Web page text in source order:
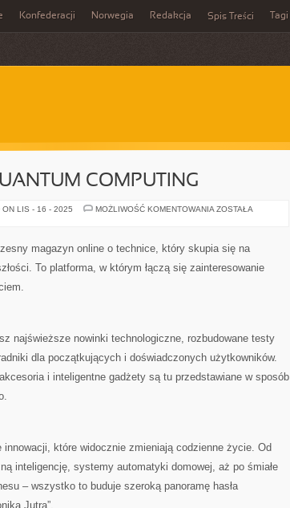
Konfederacji Norwegia Redakcja Spis Treści Tagi
COMPUTING
ON LIS - 16 - 2025 MOŻLIWOŚĆ KOMENTOWANIA UXUI
COMPUTING
ZOSTAŁA
magazyn online o technice, który skupia się na
To platforma, w którym łączą się zainteresowanie
najświeższe nowinki technologiczne, rozbudowane testy
dla początkujących i doświadczonych użytkowników.
i inteligentne gadżety są tu przedstawiane w sposób
które widocznie zmieniają codzienne życie. Od
inteligencję, systemy automatyki domowej, aż po śmiałe
– wszystko to buduje szeroką panoramę hasła
Jutra”.